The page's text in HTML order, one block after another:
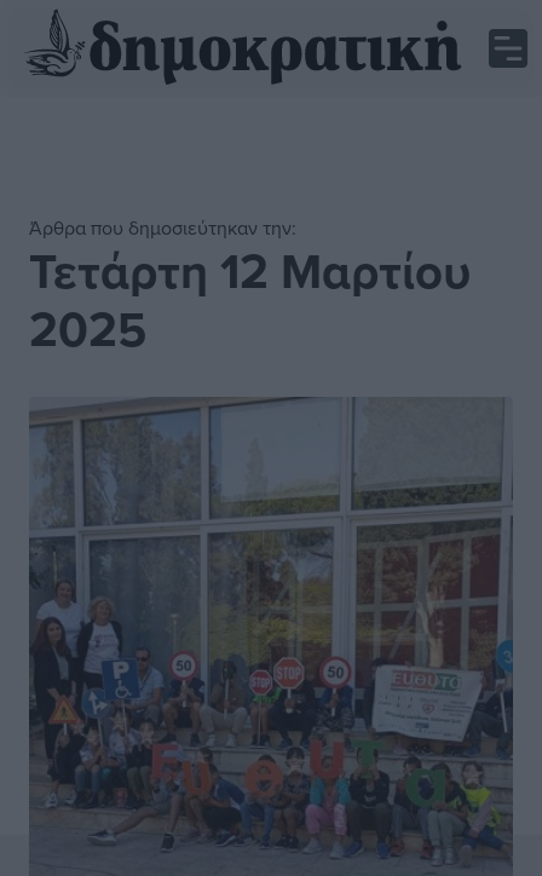
Άρθρα που δημοσιεύτηκαν την:
Τετάρτη 12 Μαρτίου
2025